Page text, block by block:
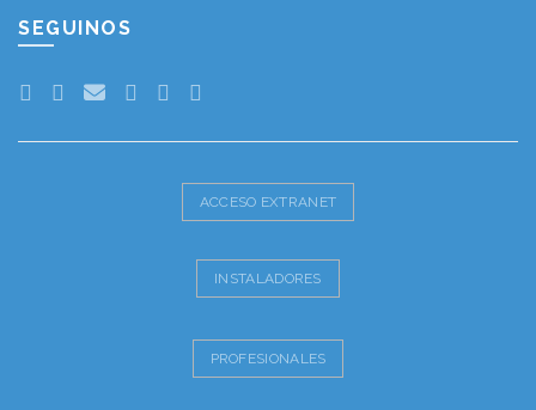
SEGUINOS
ACCESO EXTRANET
INSTALADORES
PROFESIONALES